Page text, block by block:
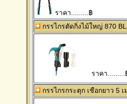
ราคา.........฿
กรรไกรตัดกิ่งไม้ใหญ่ 870
ราคา.........
กรรไกรกระตุก เชือกยาว 5